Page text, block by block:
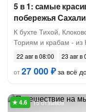
5 в 1: самые
побережья
К бухте Тихой,
Ториям и крабам -
22 авг в 08:00
23 авг в
от27 000 ₽за всё
15 отзывов